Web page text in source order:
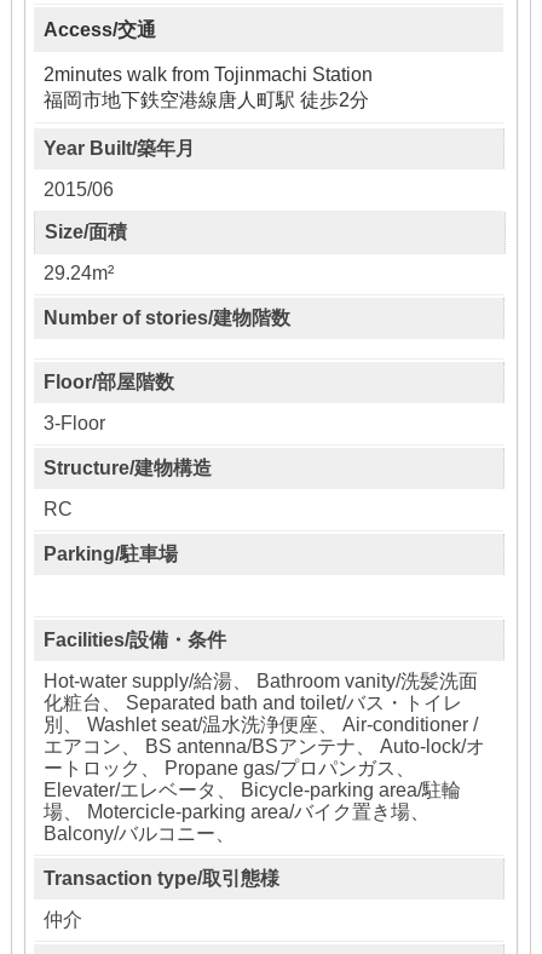
Access/交通
2minutes walk from Tojinmachi Station
福岡市地下鉄空港線唐人町駅 徒歩2分
Year Built/築年月
2015/06
Size/面積
29.24m²
Number of stories/建物階数
Floor/部屋階数
3-Floor
Structure/建物構造
RC
Parking/駐車場
Facilities/設備・条件
Hot-water supply/給湯、 Bathroom vanity/洗髪洗面
化粧台、 Separated bath and toilet/バス・トイレ
別、 Washlet seat/温水洗浄便座、 Air-conditioner /
エアコン、 BS antenna/BSアンテナ、 Auto-lock/オ
ートロック、 Propane gas/プロパンガス、
Elevater/エレベータ、 Bicycle-parking area/駐輪
場、 Motercicle-parking area/バイク置き場、
Balcony/バルコニー、
Transaction type/取引態様
仲介